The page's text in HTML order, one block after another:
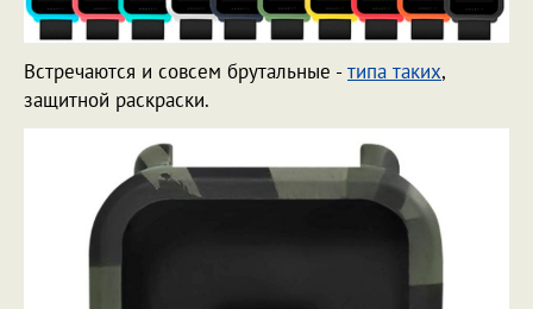
Встречаются и совсем брутальные -типа таких,
защитной раскраски.